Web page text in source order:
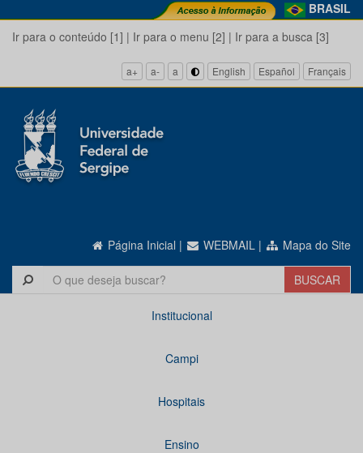
BRASIL
Ir para o conteúdo [1] | Ir para o menu [2] | Ir para a busca [3]
a+ a- a English Español Français
Página Inicial | WEBMAIL | Mapa do Site
Institucional
Campi
Hospitais
Ensino